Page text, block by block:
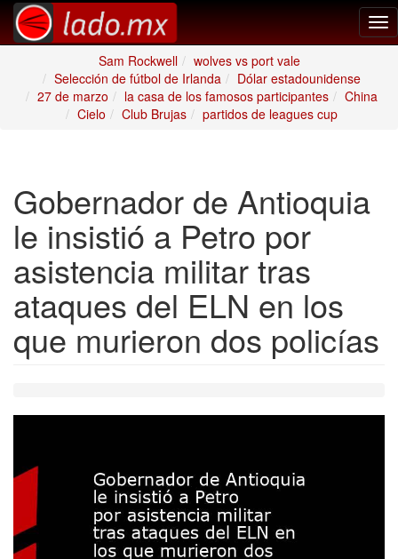
Sam Rockwell
wolves vs port vale
Selección de fútbol de Irlanda
Dólar estadounidense
27 de marzo
la casa de los famosos participantes
China
Cielo
Club Brujas partidos de leagues cup
Gobernador de Antioquia
le insistió a Petro por
asistencia militar tras
ataques del ELN en los
que murieron dos policías